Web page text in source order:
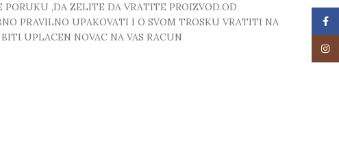
PORUKU ,DA ZELITE DA VRATITE PROIZVOD.OD
PRAVILNO UPAKOVATI I O SVOM TROSKU VRATITI NA
UPLACEN NOVAC NA VAS RACUN